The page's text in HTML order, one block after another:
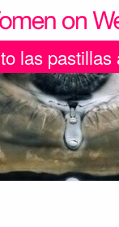
las pastillas